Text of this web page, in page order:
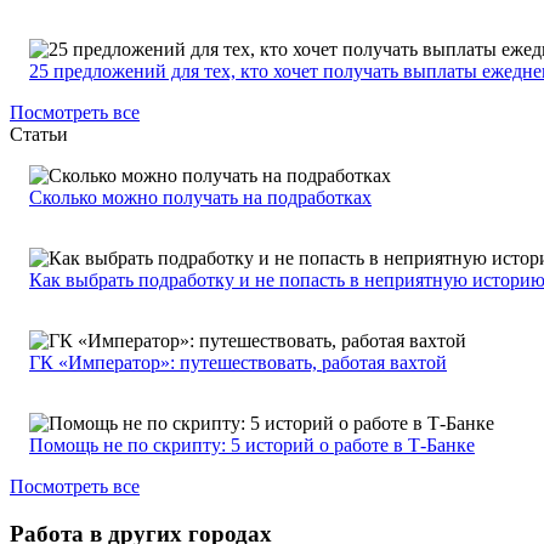
25 предложений для тех, кто хочет получать выплаты
Посмотреть все
Статьи
Сколько можно получать на подработках
Как выбрать подработку и не попасть в неприятную историю
ГК «Император»: путешествовать, работая вахтой
Помощь не по скрипту: 5 историй о работе в Т-Банке
Посмотреть все
Работа в других городах